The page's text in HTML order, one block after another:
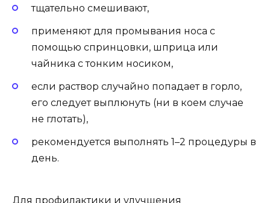
тщательно смешивают,
применяют для промывания носа с
помощью спринцовки, шприца или
чайника с тонким носиком,
если раствор случайно попадает в горло,
его следует выплюнуть (ни в коем случае
не глотать),
рекомендуется выполнять 1–2 процедуры в
день.
Для профилактики и улучшения